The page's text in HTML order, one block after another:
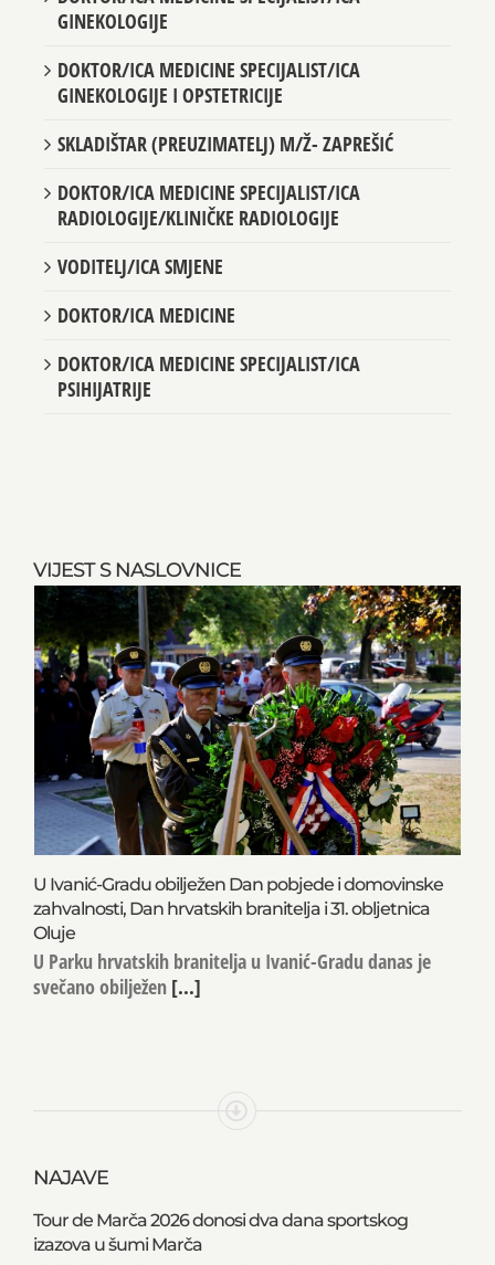
VIJEST S NASLOVNICE
U Ivanić-Gradu obilježen Dan pobjede i domovinske
zahvalnosti, Dan hrvatskih branitelja i 31. obljetnica
Oluje
U Parku hrvatskih branitelja u Ivanić-Gradu danas je
svečano obilježen [...]
NAJAVE
Tour de Marča 2026 donosi dva dana sportskog
izazova u šumi Marča
GINEKOLOGIJE
DOKTOR/ICA MEDICINE SPECIJALIST/ICA
GINEKOLOGIJE I OPSTETRICIJE
SKLADIŠTAR (PREUZIMATELJ) M/Ž- ZAPREŠIĆ
DOKTOR/ICA MEDICINE SPECIJALIST/ICA
RADIOLOGIJE/KLINIČKE RADIOLOGIJE
VODITELJ/ICA SMJENE
DOKTOR/ICA MEDICINE
DOKTOR/ICA MEDICINE SPECIJALIST/ICA
PSIHIJATRIJE